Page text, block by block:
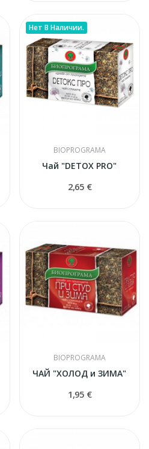
Нет В Наличии.
BIOPROGRAMA
Чай "DETOX PRO"
2,65 €
BIOPROGRAMA
ЧАЙ "ХОЛОД и ЗИМА"
1,95 €